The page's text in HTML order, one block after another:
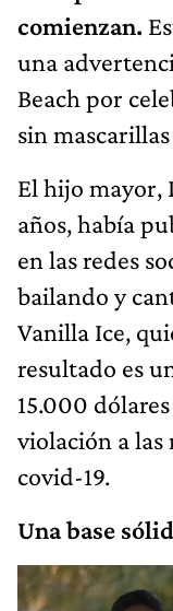
comienzan.
una
Beach por
sin
El hijo mayor,
años, había
en las redes
bailando y
Vanilla Ice,
resultado es
15.000
violación a las
covid-19.
Una base